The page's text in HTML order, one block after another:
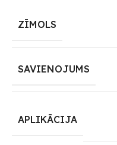
ZĪMOLS
SAVIENOJUMS
APLIKĀCIJA